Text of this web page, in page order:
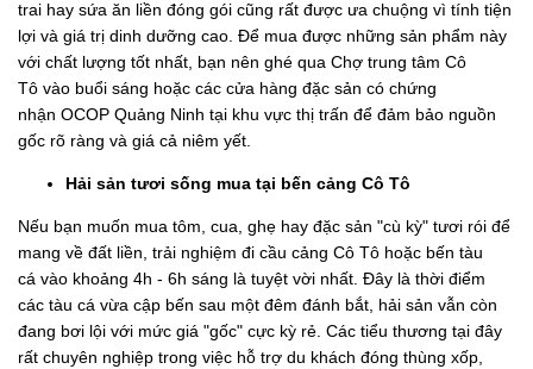
trai hay sứa ăn liền đóng gói cũng rất được ưa chuộng vì tính tiện
lợi và giá trị dinh dưỡng cao. Để mua được những sản phẩm này
với chất lượng tốt nhất, bạn nên ghé qua Chợ trung tâm Cô
Tô vào buổi sáng hoặc các cửa hàng đặc sản có chứng
nhận OCOP Quảng Ninh tại khu vực thị trấn để đảm bảo nguồn
gốc rõ ràng và giá cả niêm yết.
Hải sản tươi sống mua tại bến cảng Cô Tô
Nếu bạn muốn mua tôm, cua, ghẹ hay đặc sản "cù kỳ" tươi rói để
mang về đất liền, trải nghiệm đi cầu cảng Cô Tô hoặc bến tàu
cá vào khoảng 4h - 6h sáng là tuyệt vời nhất. Đây là thời điểm
các tàu cá vừa cập bến sau một đêm đánh bắt, hải sản vẫn còn
đang bơi lội với mức giá "gốc" cực kỳ rẻ. Các tiểu thương tại đây
rất chuyên nghiệp trong việc hỗ trợ du khách đóng thùng xốp,